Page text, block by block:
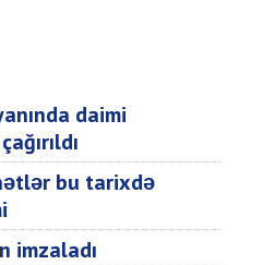
daimi
bu tarixdə
imzaladı